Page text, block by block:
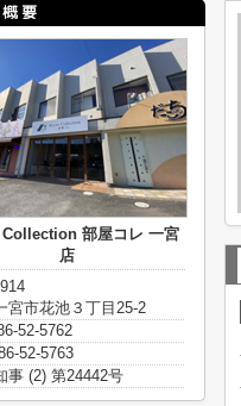
部屋コレ 一宮
店
宮市花池３丁目25-2
52-5762
52-5763
事 (2) 第24442号